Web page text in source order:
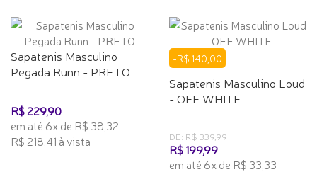
Sapatenis Masculino
Pegada Runn - PRETO
R$ 229,90
em até 6x de R$ 38,32
R$ 218,41 à vista
-R$ 140,00
Sapatenis Masculino Loud
- OFF WHITE
DE: R$ 339,99
R$ 199,99
em até 6x de R$ 33,33